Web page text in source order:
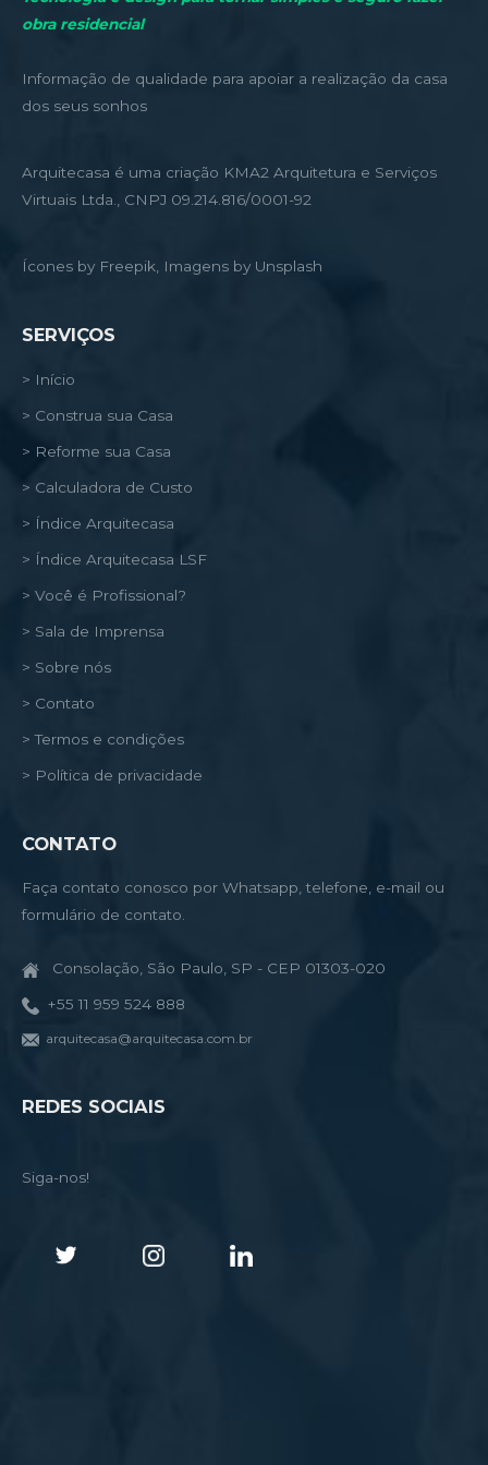
obra residencial
Informação de qualidade para apoiar a realização da casa
dos seus sonhos
Arquitecasa é uma criação KMA2 Arquitetura e Serviços
Virtuais Ltda., CNPJ 09.214.816/0001-92
Ícones by Freepik, Imagens by Unsplash
SERVIÇOS
> Início
> Construa sua Casa
> Reforme sua Casa
> Calculadora de Custo
> Índice Arquitecasa
> Índice Arquitecasa LSF
> Você é Profissional?
> Sala de Imprensa
> Sobre nós
> Contato
> Termos e condições
> Política de privacidade
CONTATO
Faça contato conosco por Whatsapp, telefone, e-mail ou
formulário de contato.
Consolação, São Paulo, SP - CEP 01303-020
+55 11 959 524 888
arquitecasa@arquitecasa.com.br
REDES SOCIAIS
Siga-nos!